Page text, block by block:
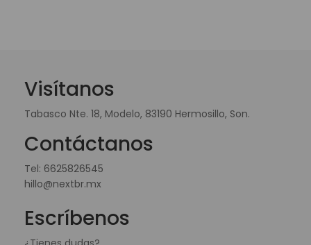
Visítanos
Tabasco Nte. 18, Modelo, 83190 Hermosillo, Son.
Contáctanos
Tel: 6625826545
hillo@nextbr.mx
Escríbenos